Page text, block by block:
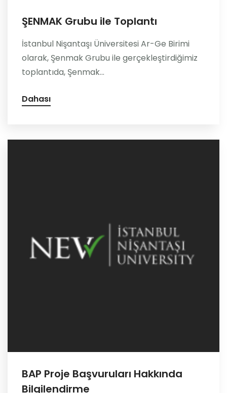
ŞENMAK Grubu ile Toplantı
İstanbul Nişantaşı Üniversitesi Ar-Ge Birimi
olarak, Şenmak Grubu ile gerçekleştirdiğimiz
toplantıda, Şenmak...
Dahası
BAP Proje Başvuruları Hakkında
Bilgilendirme